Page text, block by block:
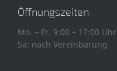
Öffnungszeiten
Mo. – Fr. 9:00 – 17:00 Uhr
Sa: nach Vereinbarung